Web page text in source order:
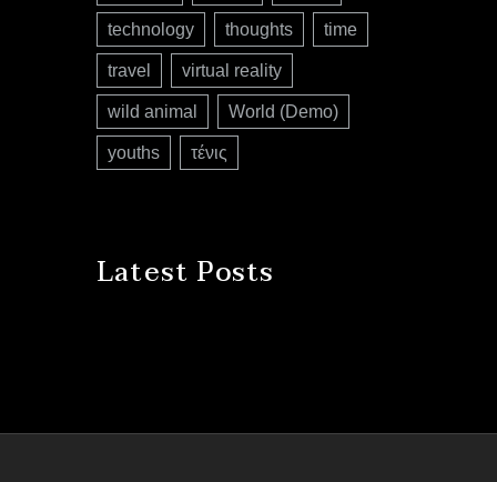
technology thoughts time
travel virtual reality
wild animal World (Demo)
youths τένις
Latest Posts